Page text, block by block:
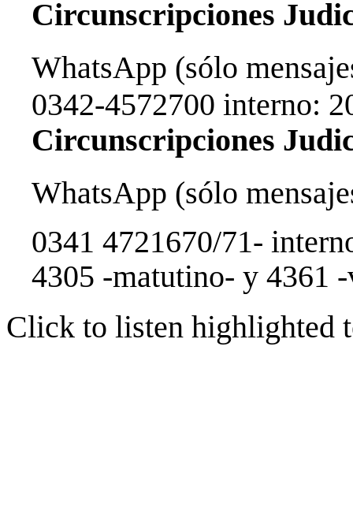
Circunscripciones
WhatsApp (sólo
0342-4572700 interno:
Circunscripciones
WhatsApp (sólo
0341 4721670/71-
4305 -matutino- y 4361
Click to listen highlighted